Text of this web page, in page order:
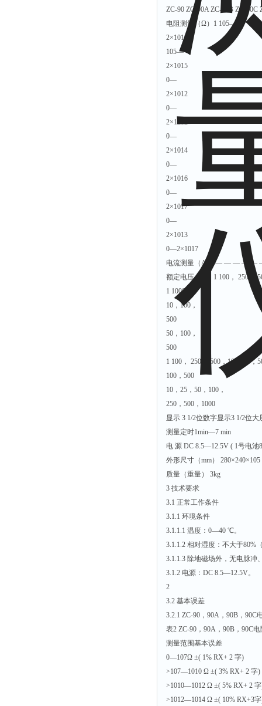
ZC-90 ZC-90A ZC-90B ZC-90C
电阻测量（Ω）1 105—
2×1013
105—
2×1015
0—
2×1012
0—
2×1012
0—
2×1014
0—
2×1016
0—
2×1017
0—
2×1013
0—2×1017
电流测量（A） — — — — —
额定电压（V）1 100， 250，
1 1000
10，100，
500
50，100，
500
1 100， 250， 500，1000 10，
100，500
10，25，50，100，
250，500，1000
显示 3 1/2位数字显示3 1/2位
测量定时1min—7 min
电 源 DC 8.5—12.5V ( 1号电
外形尺寸（mm）
质量（重量） 3kg
3 技术要求
3.1 正常工作条件
3.1.1 环境条件
3.1.1.1 温度：0—40 ℃。
3.1.1.2 相对湿度：不大于80%
3.1.1.3 除地磁场外，无电脉冲
3.1.2 电源：DC 8.5—12.5V。
2
3.2 基本误差
3.2.1 ZC-90，90A，90B，90C
表2 ZC-90，90A，90B，90C
测量范围基本误差
0—107Ω ±( 1% RX+ 2 字)
>107—1010 Ω ±( 3% RX+ 2 字)
>1010—1012 Ω ±( 5% RX+ 2
>1012—1014 Ω ±( 10% RX+3